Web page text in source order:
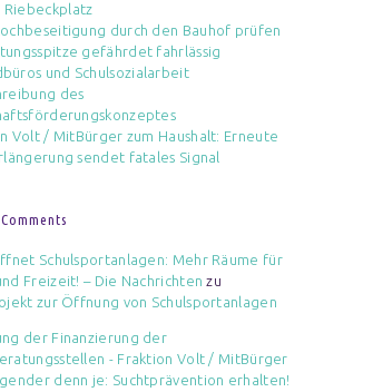
Riebeckplatz
durch den Bauhof prüfen
gefährdet fahrlässig
und Schulsozialarbeit
des
Volt / MitBürger zum Haushalt: Erneute
sendet fatales Signal
Schulsportanlagen: Mehr Räume für
Freizeit! – Die Nachrichten zu
zur Öffnung von Schulsportanlagen
der Finanzierung der
- Fraktion Volt / MitBürger
denn je: Suchtprävention erhalten!